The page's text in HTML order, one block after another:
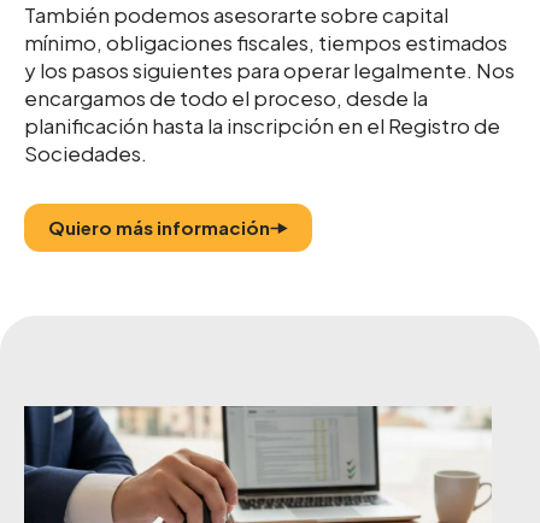
También podemos asesorarte sobre capital
mínimo, obligaciones fiscales, tiempos estimados
y los pasos siguientes para operar legalmente. Nos
encargamos de todo el proceso, desde la
planificación hasta la inscripción en el Registro de
Sociedades.
Quiero más información